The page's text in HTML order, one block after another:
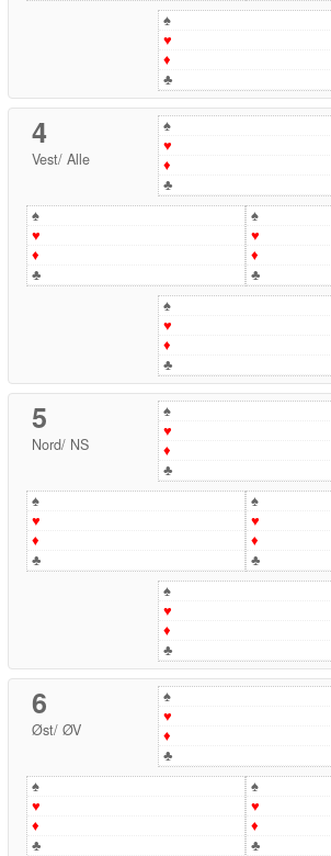
♠
♥
♦
♣
4
Vest/ Alle
♠
♥
♦
♣
♠
♥
♦
♣
♠
♥
♦
♣
♠
♥
♦
♣
5
Nord/ NS
♠
♥
♦
♣
♠
♥
♦
♣
♠
♥
♦
♣
♠
♥
♦
♣
6
Øst/ ØV
♠
♥
♦
♣
♠
♥
♦
♣
♠
♥
♦
♣